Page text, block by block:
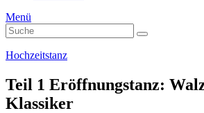
Menü
Suche
nach:
Suche
Hochzeitstanz
Teil 1 Eröffnungstanz:
Klassiker